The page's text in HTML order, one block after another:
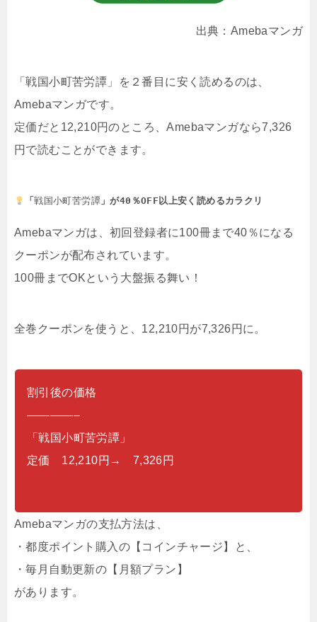
出典：Amebaマンガ
「戦国小町苦労譚」を２番目に安く読めるのは、
Amebaマンガです。
定価だと12,210円のところ、Amebaマンガなら7,326
円で読むことができます。
「戦国小町苦労譚 」が40％OFF以上安く読めるカラクリ
Amebaマンガは、初回登録者に100冊まで40％になる
クーポンが配布されています。
100冊までOKという大盤振る舞い！
全巻クーポンを使うと、12,210円が7,326円に。
割引後の価格
————–
「戦国小町苦労譚」
定価 12,210円→ 7,326円
Amebaマンガの支払方法は、
・都度ポイント購入の【コインチャージ】と、
・毎月自動更新の【月額プラン】
があります。